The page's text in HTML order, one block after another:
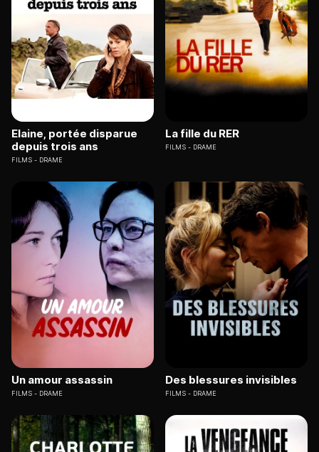
Elaine, portée disparue
depuis trois ans
FILMS DRAME
La fille du RER
FILMS DRAME
Un amour assassin
FILMS DRAME
Des blessures invisibles
FILMS DRAME